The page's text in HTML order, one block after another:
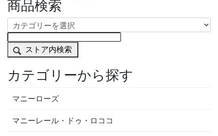
商品検索
ストア内検索
カテゴリーから探す
マニーローズ
マニーレール・ドゥ・ロココ